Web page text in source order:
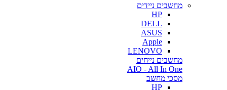
מחשבים ניידים
HP
DELL
ASUS
Apple
LENOVO
מחשבים נייחים
AIO - All In One
מסכי מחשב
HP